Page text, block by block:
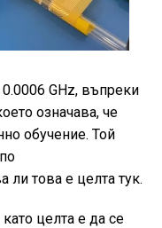
GHz, въпреки
означава, че
обучение. Той
ли това е целта тук.
целта е да се